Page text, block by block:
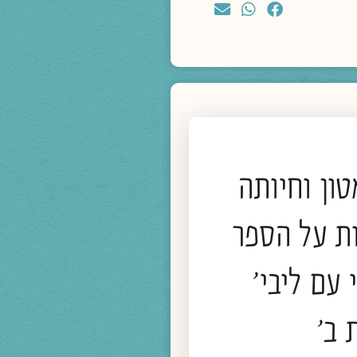
בזמני עייפות הלב
וחיותה
על הספר
עם ליבי'
ב'